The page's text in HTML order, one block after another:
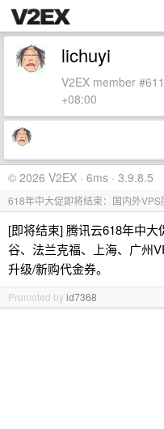
lichuyi
V2EX member
+08:00
© 2026 V2EX · 6ms · 3.9.8.5
618年中大促即将结束：国内外
[即将结束] 腾讯云618年中
谷、法兰克福、上海、广州
升级/新购代金券。
Promoted byid7368